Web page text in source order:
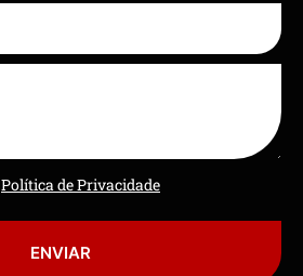
Política de Privacidade
ENVIAR